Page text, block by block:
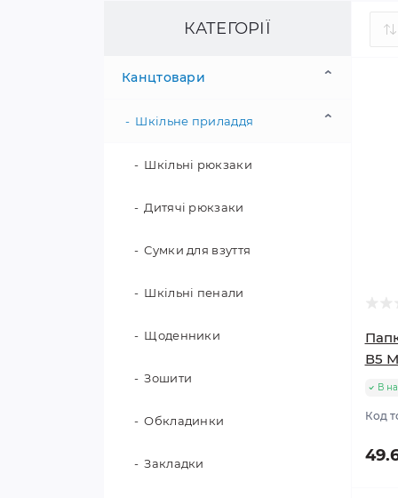
КАТЕГОРІЇ
Канцтовари
Шкільне приладдя
Шкільні рюкзаки
Дитячі рюкзаки
Сумки для взуття
Шкільні пенали
Щоденники
Зошити
Обкладинки
Закладки
В5
В
Код